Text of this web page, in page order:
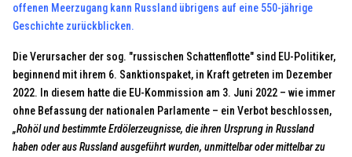
offenen Meerzugang kann Russland übrigens auf eine 550-jährige
Geschichte zurückblicken.
Die Verursacher der sog. "russischen Schattenflotte" sind EU-Politiker,
beginnend mit ihrem 6. Sanktionspaket, in Kraft getreten im Dezember
2022. In diesem hatte die EU-Kommission am 3. Juni 2022 – wie immer
ohne Befassung der nationalen Parlamente – ein Verbot beschlossen,
„Rohöl und bestimmte Erdölerzeugnisse, die ihren Ursprung in Russland
haben oder aus Russland ausgeführt wurden, unmittelbar oder mittelbar zu